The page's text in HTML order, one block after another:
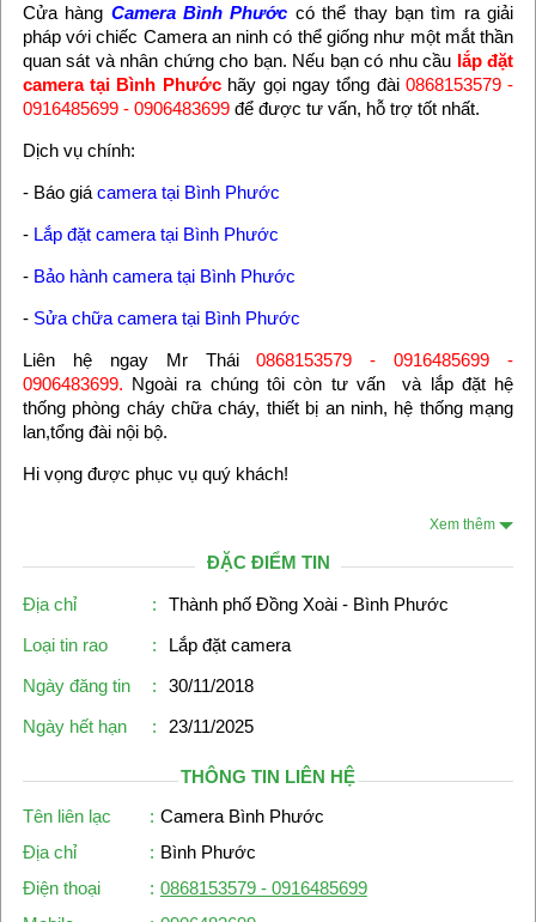
Cửa hàng Camera Bình Phước có thể thay bạn tìm ra giải
pháp với chiếc Camera an ninh có thể giống như một mắt thần
quan sát và nhân chứng cho bạn. Nếu bạn có nhu cầu lắp đặt
camera tại Bình Phướchãy gọi ngay tổng đài 0868153579 -
0916485699 - 0906483699 để được tư vấn, hỗ trợ tốt nhất.
Dịch vụ chính:
- Báo giá camera tại Bình Phước
- Lắp đặt camera tại Bình Phước
- Bảo hành camera tại Bình Phước
- Sửa chữa camera tại Bình Phước
Liên hệ ngay Mr Thái0868153579 - 0916485699 -
0906483699. Ngoài ra chúng tôi còn tư vấn và lắp đặt hệ
thống phòng cháy chữa cháy, thiết bị an ninh, hệ thống mạng
lan,tổng đài nội bộ.
Hi vọng được phục vụ quý khách!
Xem thêm
ĐẶC ĐIỂM TIN
Địa chỉ :
Thành phố Đồng Xoài - Bình Phước
Loại tin rao
:
Lắp đặt camera
Ngày đăng tin
:
30/11/2018
Ngày hết hạn
: 23/11/2025
THÔNG TIN LIÊN HỆ
Tên liên lạc
: Camera Bình Phước
Địa chỉ
: Bình Phước
Điện thoại
: 0868153579 - 0916485699